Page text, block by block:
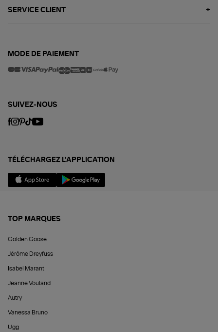
SERVICE CLIENT
MODE DE PAIEMENT
SUIVEZ-NOUS
TÉLÉCHARGEZ L'APPLICATION
TOP MARQUES
Golden Goose
Jérôme Dreyfuss
Isabel Marant
Jeanne Vouland
Autry
Vanessa Bruno
Ugg